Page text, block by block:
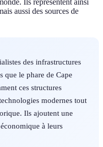
aussi des sources de
des infrastructures
que le phare de Cape
ces structures
modernes tout
Ils ajoutent une
à leurs